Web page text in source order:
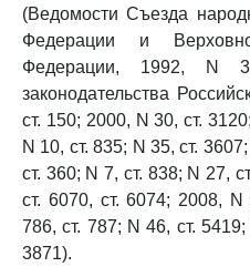
(Ведомости Съезда
Федерации и
Федерации, 1992, N
законодательства
ст. 150; 2000, N 30, ст.
N 10, ст. 835; N 35, ст.
ст. 360; N 7, ст. 838; N 27,
ст. 6070, ст. 6074; 2008,
786, ст. 787; N 46, ст.
3871).